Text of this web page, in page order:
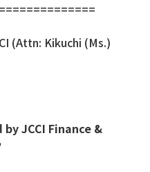
(Attn: Kikuchi (Ms.)
JCCI Finance &